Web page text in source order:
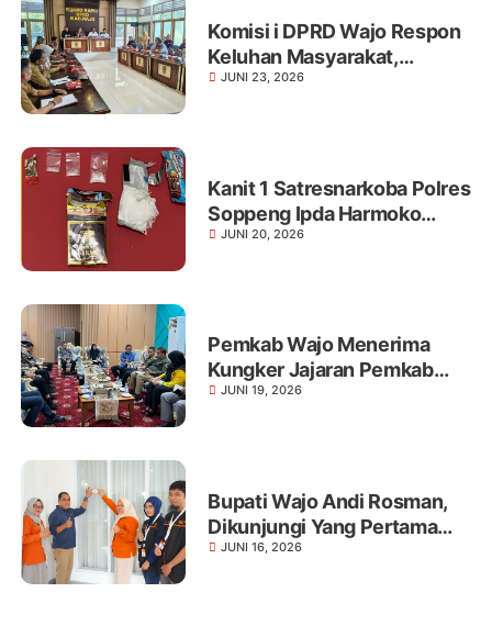
Komisi i DPRD Wajo Respon
Keluhan Masyarakat,
Tegaskan Agar Kades
JUNI 23, 2026
Kanit 1 Satresnarkoba Polres
Soppeng Ipda Harmoko
Ciduk Pria Terduga Pelaku
JUNI 20, 2026
Pemkab Wajo Menerima
Kungker Jajaran Pemkab
Barru di Lounge Kantor
JUNI 19, 2026
Bupati Wajo Andi Rosman,
Dikunjungi Yang Pertama
Sensus Ekonomi Oleh BPS
JUNI 16, 2026